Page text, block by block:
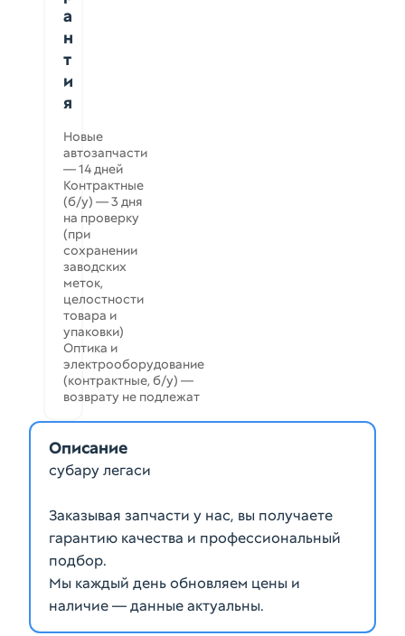
а
н
т
и
я
Новые
автозапчасти
— 14 дней
Контрактные
(б/у) — 3 дня
на проверку
(при
сохранении
заводских
меток,
целостности
товара и
упаковки)
Оптика и
электрооборудование
(контрактные, б/у) —
возврату не подлежат
Описание
субару легаси
Заказывая запчасти у нас, вы получаете
гарантию качества и профессиональный
подбор.
Мы каждый день обновляем цены и
наличие — данные актуальны.